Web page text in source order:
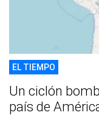
EL TIEMPO
Un ciclón
país de